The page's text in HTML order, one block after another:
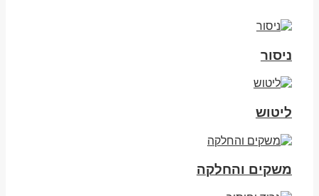
ניסור
ליטוש
משקים והחלקה